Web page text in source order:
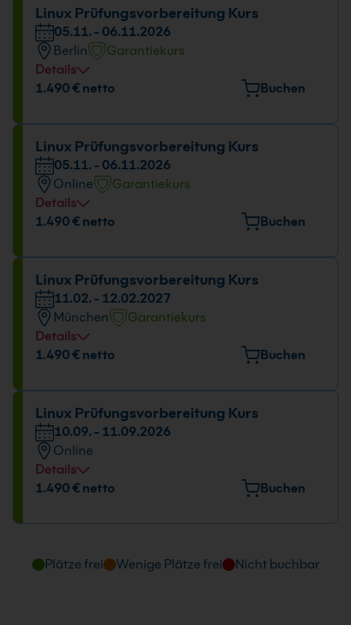
Linux Prüfungsvorbereitung Kurs
05.11. - 06.11.2026
Berlin
Garantiekurs
Details
Veranstaltungsort
Datum und Uhrzeit
05.11. - 06.11.2026
09:00 - 16:00 Uhr
1.490 € netto Buchen
Linux Prüfungsvorbereitung Kurs
05.11. - 06.11.2026
Online
Garantiekurs
Details
Datum und Uhrzeit
1.490 € netto Buchen
Linux Prüfungsvorbereitung Kurs
11.02. - 12.02.2027
München
Garantiekurs
Details
Veranstaltungsort
Datum und Uhrzeit
11.02. - 12.02.2027
09:00 - 16:00 Uhr
1.490 € netto Buchen
Linux Prüfungsvorbereitung Kurs
10.09. - 11.09.2026
Online
Details
Datum und Uhrzeit
1.490 € netto Buchen
Plätze frei Wenige Plätze frei Nicht buchbar